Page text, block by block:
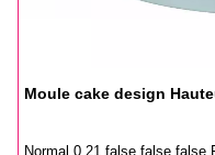
Moule cake design
Normal 0 21 false false false